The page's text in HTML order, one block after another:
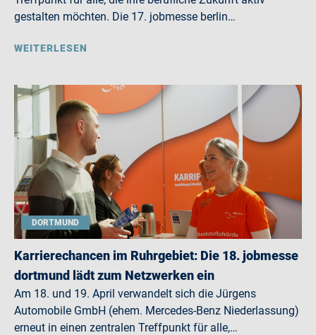
gestalten möchten. Die 17. jobmesse berlin…
WEITERLESEN
DORTMUND
Karrierechancen im Ruhrgebiet: Die 18. jobmesse
dortmund lädt zum Netzwerken ein
Am 18. und 19. April verwandelt sich die Jürgens
Automobile GmbH (ehem. Mercedes-Benz Niederlassung)
erneut in einen zentralen Treffpunkt für alle,…